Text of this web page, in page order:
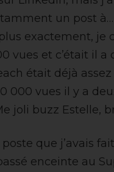
un post
exactement, je
vues et c’était il a
était déjà
000 vues il y a
joli buzz Estelle,
poste que j’avais
enceinte au